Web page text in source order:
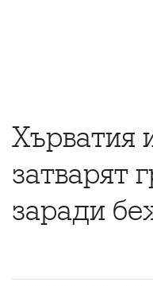
Хърватия
затварят
заради